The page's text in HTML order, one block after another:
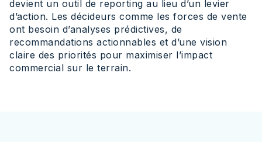
devient un outil de reporting au lieu d’un levier
d’action. Les décideurs comme les forces de vente
ont besoin d’analyses prédictives, de
recommandations actionnables et d’une vision
claire des priorités pour maximiser l’impact
commercial sur le terrain.